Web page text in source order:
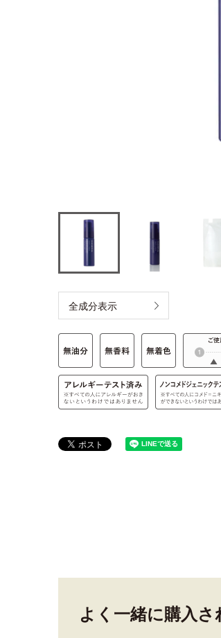
全成分表示
よく一緒に購入